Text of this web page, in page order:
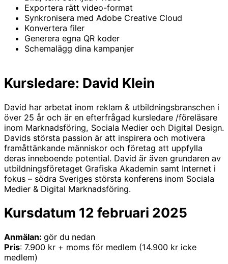
Exportera rätt video-format
Synkronisera med Adobe Creative Cloud
Konvertera filer
Generera egna QR koder
Schemalägg dina kampanjer
Kursledare: David Klein
David har arbetat inom reklam & utbildningsbranschen i
över 25 år och är en efterfrågad kursledare /föreläsare
inom Marknadsföring, Sociala Medier och Digital Design.
Davids största passion är att inspirera och motivera
framåttänkande människor och företag att uppfylla
deras inneboende potential. David är även grundaren av
utbildningsföretaget Grafiska Akademin samt Internet i
fokus – södra Sveriges största konferens inom Sociala
Medier & Digital Marknadsföring.
Kursdatum 12 februari 2025
Anmälan: gör du nedan
Pris: 7.900 kr + moms för medlem (14.900 kr icke
medlem)